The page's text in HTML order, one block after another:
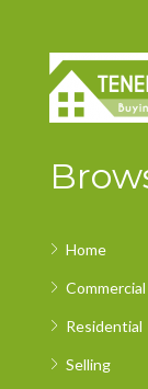
Home
Commercial
Residential
Selling